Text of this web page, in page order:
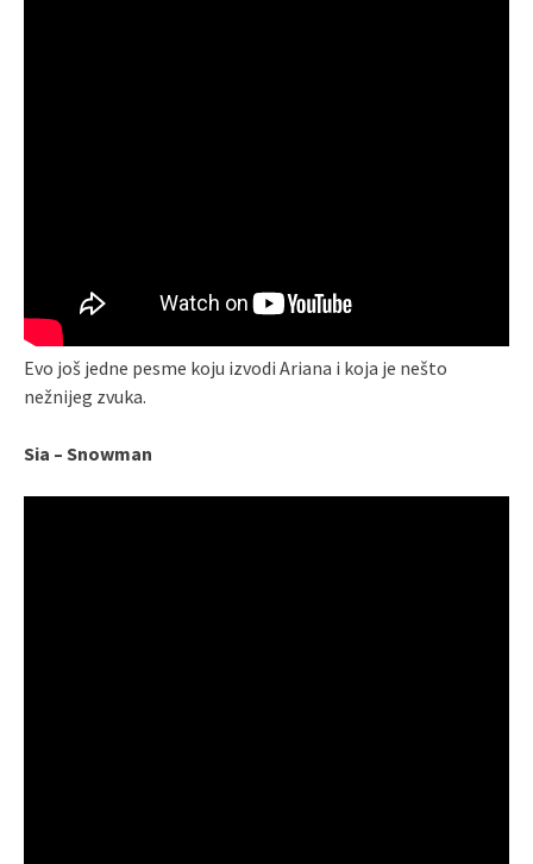
Evo još jedne pesme koju izvodi Ariana i koja je nešto
nežnijeg zvuka.
Sia – Snowman